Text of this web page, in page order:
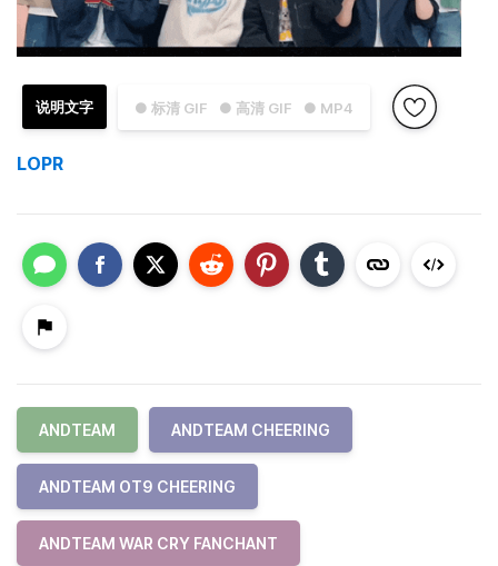
● 标清 GIF ● 高清 GIF ● MP4
说明文字
LOPR
ANDTEAM ANDTEAM CHEERING
ANDTEAM OT9 CHEERING
ANDTEAM WAR CRY FANCHANT